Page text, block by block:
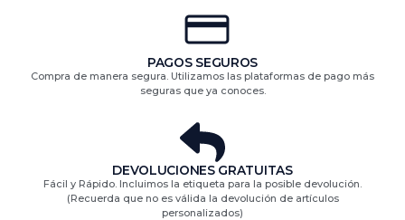
PAGOS SEGUROS
Compra de manera segura. Utilizamos las plataformas de pago más
seguras que ya conoces.
DEVOLUCIONES GRATUITAS​
Fácil y Rápido. Incluimos la etiqueta para la posible devolución.
(Recuerda que no es válida la devolución de artículos
personalizados)​